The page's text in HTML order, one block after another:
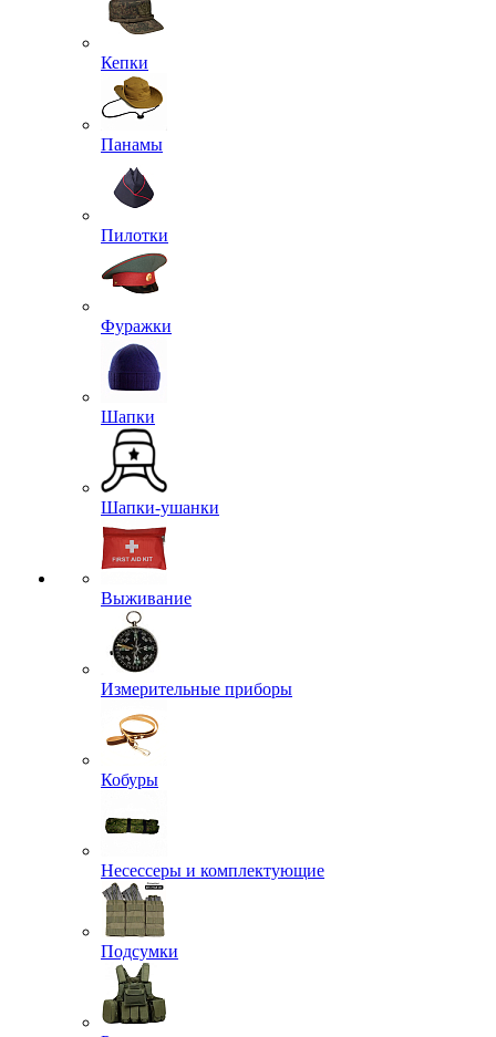
Кепки
Панамы
Пилотки
Фуражки
Шапки
Шапки-ушанки
Выживание
Измерительные приборы
Кобуры
Несессеры и комплектующие
Подсумки